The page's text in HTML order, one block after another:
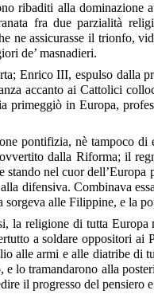
ribaditi alla
fra due parzialità
ne assicurasse il trionfo,
de’ masnadieri.
Enrico III, espulso dalla
accanto ai Cattolici
in Europa,
pontifizia, nè tampoco
dalla Riforma; il
nel cuor dell’Europa
difensiva. Combinava
sorgeva alle Filippine, e la
religione di tutta Europa
a soldare oppositori
alle armi e alle diatribe
lo tramandarono alla
il progresso del pensiero